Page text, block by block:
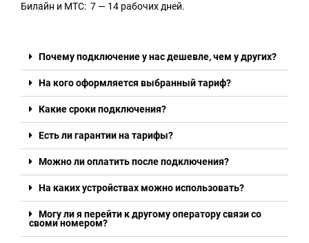
Билайн и МТС: 7 — 14 рабочих дней.
Почему подключение у нас дешевле, чем у других?
На кого оформляется выбранный тариф?
Какие сроки подключения?
Есть ли гарантии на тарифы?
Можно ли оплатить после подключения?
На каких устройствах можно использовать?
Могу ли я перейти к другому оператору связи со
своми номером?